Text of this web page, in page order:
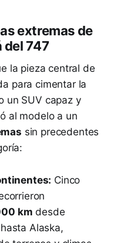
extremas de
del 747
la pieza central de
para cimentar la
un SUV capaz y
al modelo a un
sin precedentes
Cinco
km desde
Alaska,